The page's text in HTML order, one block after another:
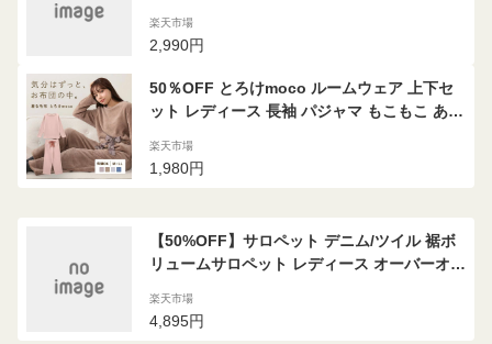
便不可 22aw coca コカ
楽天市場
2,990円
50％OFF とろけmoco ルームウェア 上下セ
ット レディース 長袖 パジャマ もこもこ あっ
応】
楽天市場
1,980円
【50%OFF】サロペット デニム/ツイル 裾ボ
リュームサロペット レディース オーバーオー
ト プリント ボトムス ナチュラル カジュアル
アメカジ LIME.INC ライムインク
楽天市場
4,895円